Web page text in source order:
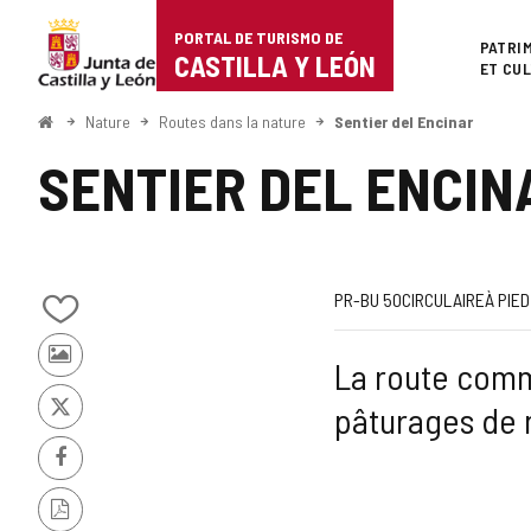
Portal
de
Turismo
Castilla
León
PORTAL DE TURISMO DE
CASTILLA Y LEÓN
ET
<
Nature Routes dans la nature Sentier del Encinar
SENTIER DEL
Ajouter/retirer
le
contenu
de
cahiers
Photos
d'autres
touristes
X
Facebook
Version
Code
la
route
PR-BU 50
TrajetCIRCULAIRE
Façon À
Longueur
Dénivellation
Difficulté
la
route
Web
La route
pâturages de